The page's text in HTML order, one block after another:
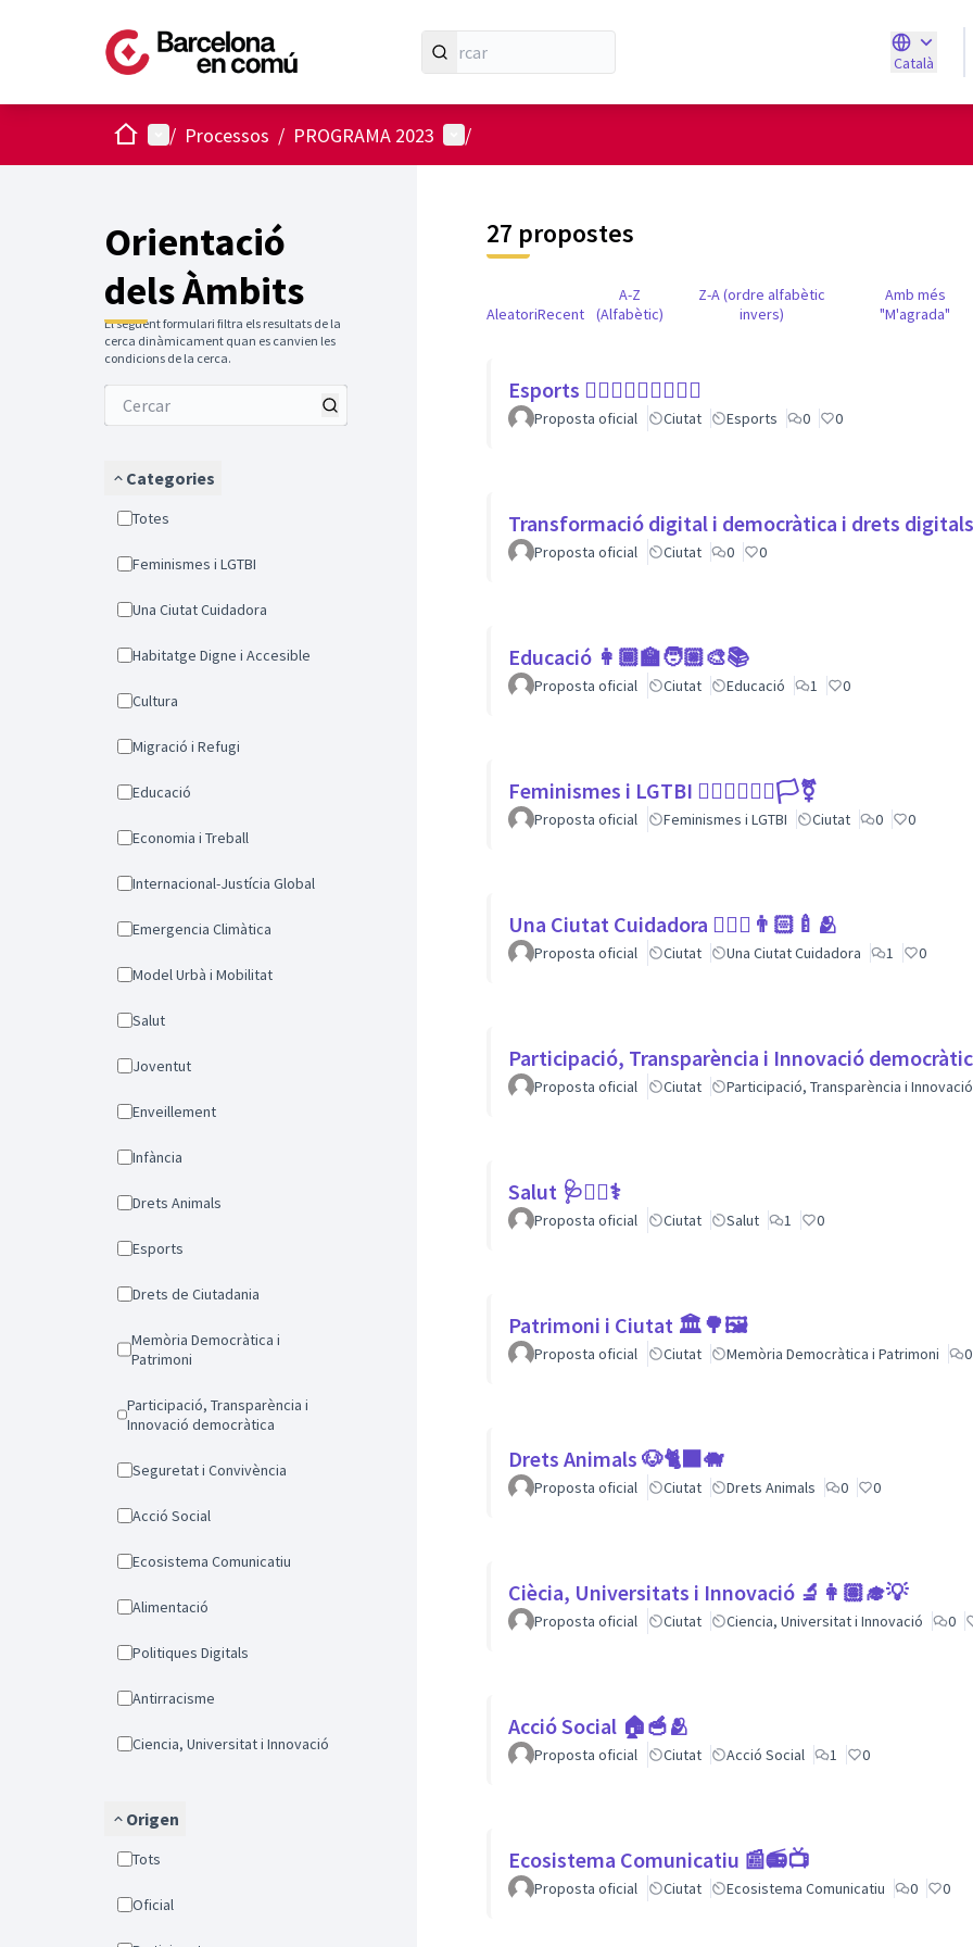
Català
Triar la
Inici Menú principal
/ Processos / PROGRAMA 2023 Menú d'usuari
/
Orientació
dels Àmbits
El següent formulari filtra els resultats de la
cerca dinàmicament quan es canvien les
condicions de la cerca.
Categories
Totes
Feminismes i LGTBI
Una Ciutat Cuidadora
Habitatge Digne i Accesible
Cultura
Migració i Refugi
Educació
Economia i Treball
Internacional-Justícia Global
Emergencia Climàtica
Model Urbà i Mobilitat
Salut
Joventut
Enveillement
Infància
Drets Animals
Esports
Drets de Ciutadania
Memòria Democràtica i
Patrimoni
Participació, Transparència i
Innovació democràtica
Seguretat i Convivència
Acció Social
Ecosistema Comunicatiu
Alimentació
Politiques Digitals
Antirracisme
Ciencia, Universitat i Innovació
Origen
Tots
Oficial
27 propostes
AleatoriRecent
A-Z
(Alfabètic)
Z-A (ordre alfabètic
invers)
Amb més
"M'agrada"
Esports 🏃🏾‍♀⛹🏼‍♀🏄🏼‍♂
Proposta oficial Ciutat Esports 0 0
Transformació digital i democràtica i drets
Proposta oficial Ciutat 0 0
Educació 👩🏾‍🏫🧑🏼‍🎨📚
Proposta oficial Ciutat Educació 1 0
Feminismes i LGTBI 💁🏽‍♀👩‍❤️‍👩🏳️‍⚧️
Proposta oficial Feminismes i LGTBI Ciutat 0 0
Una Ciutat Cuidadora 💆🏾‍♀️👨🏻‍🍼🫂
Proposta oficial Ciutat Una Ciutat Cuidadora 1 0
Participació, Transparència i Innovació
Proposta oficial Ciutat Participació, Transparència i
Salut 🩺👩‍⚕️⚕
Proposta oficial Ciutat Salut 1 0
Patrimoni i Ciutat 🏛🌳🖼
Proposta oficial Ciutat Memòria Democràtica i Patrimoni 0
Drets Animals 🐶🐈‍⬛️🐗
Proposta oficial Ciutat Drets Animals 0 0
Ciècia, Universitats i Innovació 🔬👩🏽‍🎓💡
Proposta oficial Ciutat Ciencia, Universitat i Innovació 0
Acció Social 🏠🥣🫂
Proposta oficial Ciutat Acció Social 1 0
Ecosistema Comunicatiu 📰📻📺
Proposta oficial Ciutat Ecosistema Comunicatiu 0 0